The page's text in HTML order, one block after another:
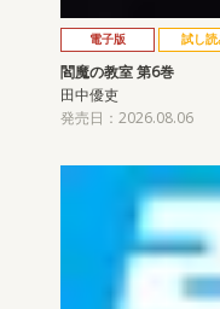
電子版 試し
閻魔の教室 第6巻
田中優吏
発売日：2026.08.06